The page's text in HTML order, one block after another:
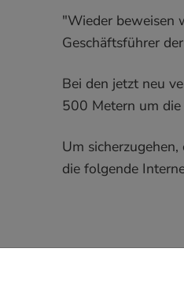
"Wieder beweisen
Geschäftsführer
Bei den jetzt neu
500 Metern um
Um
die folgende